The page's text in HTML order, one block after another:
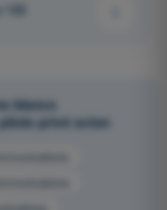
blancs
privé avion